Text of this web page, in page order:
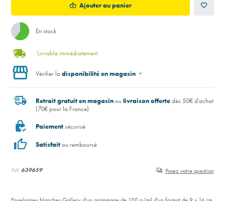
Réf: 639659 Posez votre question
Ajouter au panier
En stock
Livrable immédiatement
Vérifier la disponibilité en magasin
Retrait gratuit en magasinoulivraison offertedès 50€ d'achat
(70€ pour la France)
Paiementsécurisé
Satisfaitou remboursé